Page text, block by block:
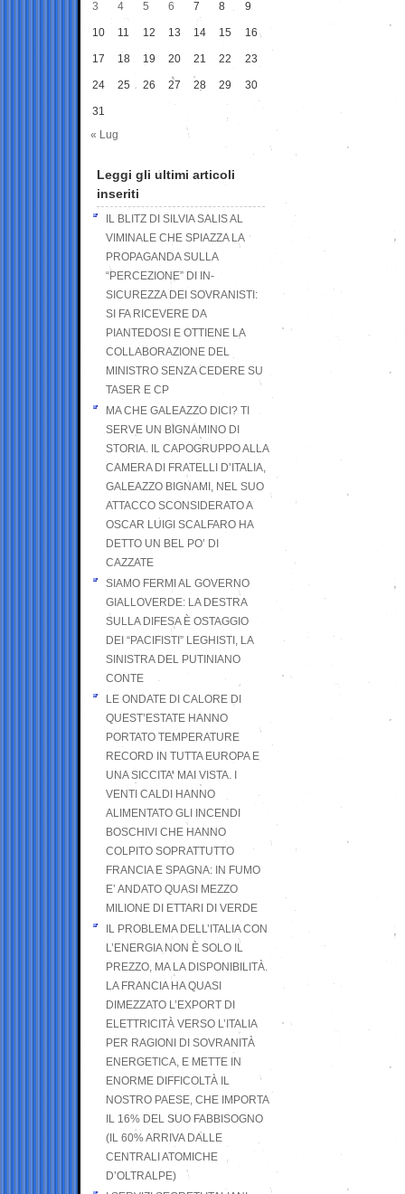
3 4 5 6 7 8 9
10 11 12 13 14 15 16
17 18 19 20 21 22 23
24 25 26 27 28 29 30
31
« Lug
Leggi gli ultimi articoli
inseriti
IL BLITZ DI SILVIA SALIS AL
VIMINALE CHE SPIAZZA LA
PROPAGANDA SULLA
“PERCEZIONE” DI IN-
SICUREZZA DEI SOVRANISTI:
SI FA RICEVERE DA
PIANTEDOSI E OTTIENE LA
COLLABORAZIONE DEL
MINISTRO SENZA CEDERE SU
TASER E CP
MA CHE GALEAZZO DICI? TI
SERVE UN BIGNAMINO DI
STORIA. IL CAPOGRUPPO ALLA
CAMERA DI FRATELLI D’ITALIA,
GALEAZZO BIGNAMI, NEL SUO
ATTACCO SCONSIDERATO A
OSCAR LUIGI SCALFARO HA
DETTO UN BEL PO’ DI
CAZZATE
SIAMO FERMI AL GOVERNO
GIALLOVERDE: LA DESTRA
SULLA DIFESA È OSTAGGIO
DEI “PACIFISTI” LEGHISTI, LA
SINISTRA DEL PUTINIANO
CONTE
LE ONDATE DI CALORE DI
QUEST’ESTATE HANNO
PORTATO TEMPERATURE
RECORD IN TUTTA EUROPA E
UNA SICCITA’ MAI VISTA. I
VENTI CALDI HANNO
ALIMENTATO GLI INCENDI
BOSCHIVI CHE HANNO
COLPITO SOPRATTUTTO
FRANCIA E SPAGNA: IN FUMO
E’ ANDATO QUASI MEZZO
MILIONE DI ETTARI DI VERDE
IL PROBLEMA DELL’ITALIA CON
L’ENERGIA NON È SOLO IL
PREZZO, MA LA DISPONIBILITÀ.
LA FRANCIA HA QUASI
DIMEZZATO L’EXPORT DI
ELETTRICITÀ VERSO L’ITALIA
PER RAGIONI DI SOVRANITÀ
ENERGETICA, E METTE IN
ENORME DIFFICOLTÀ IL
NOSTRO PAESE, CHE IMPORTA
IL 16% DEL SUO FABBISOGNO
(IL 60% ARRIVA DALLE
CENTRALI ATOMICHE
D’OLTRALPE)